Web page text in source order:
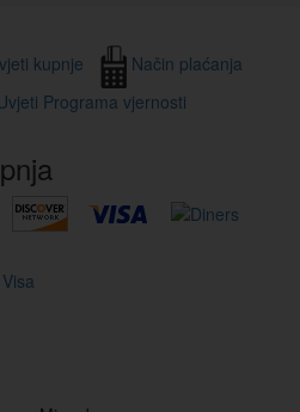
kupnje
Način plaćanja
Programa vjernosti